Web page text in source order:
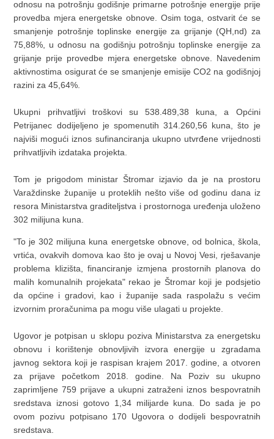
odnosu na potrošnju godišnje primarne potrošnje energije prije
provedba mjera energetske obnove. Osim toga, ostvarit će se
smanjenje potrošnje toplinske energije za grijanje (QH,nd) za
75,88%, u odnosu na godišnju potrošnju toplinske energije za
grijanje prije provedbe mjera energetske obnove. Navedenim
aktivnostima osigurat će se smanjenje emisije CO2 na godišnjoj
razini za 45,64%.
Ukupni prihvatljivi troškovi su 538.489,38 kuna, a Općini
Petrijanec dodijeljeno je spomenutih 314.260,56 kuna, što je
najviši mogući iznos sufinanciranja ukupno utvrđene vrijednosti
prihvatljivih izdataka projekta.
Tom je prigodom ministar Štromar izjavio da je na prostoru
Varaždinske županije u proteklih nešto više od godinu dana iz
resora Ministarstva graditeljstva i prostornoga uređenja uloženo
302 milijuna kuna.
"To je 302 milijuna kuna energetske obnove, od bolnica, škola,
vrtića, ovakvih domova kao što je ovaj u Novoj Vesi, rješavanje
problema klizišta, financiranje izmjena prostornih planova do
malih komunalnih projekata" rekao je Štromar koji je podsjetio
da općine i gradovi, kao i županije sada raspolažu s većim
izvornim proračunima pa mogu više ulagati u projekte.
Ugovor je potpisan u sklopu poziva Ministarstva za energetsku
obnovu i korištenje obnovljivih izvora energije u zgradama
javnog sektora koji je raspisan krajem 2017. godine, a otvoren
za prijave početkom 2018. godine. Na Poziv su ukupno
zaprimljene 759 prijave a ukupni zatraženi iznos bespovratnih
sredstava iznosi gotovo 1,34 milijarde kuna. Do sada je po
ovom pozivu potpisano 170 Ugovora o dodijeli bespovratnih
sredstava.